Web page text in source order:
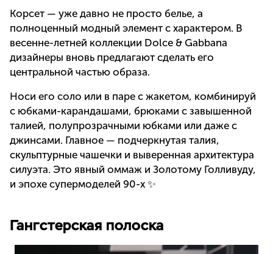
Корсет — уже давно не просто белье, а
полноценный модный элемент с характером. В
весенне-летней коллекции Dolce & Gabbana
дизайнеры вновь предлагают сделать его
центральной частью образа.
Носи его соло или в паре с жакетом, комбинируй
с юбками-карандашами, брюками с завышенной
талией, полупрозрачными юбками или даже с
джинсами. Главное — подчеркнутая талия,
скульптурные чашечки и выверенная архитектура
силуэта. Это явный оммаж и Золотому Голливуду,
и эпохе супермоделей 90-х ✨
Гангстерская полоска